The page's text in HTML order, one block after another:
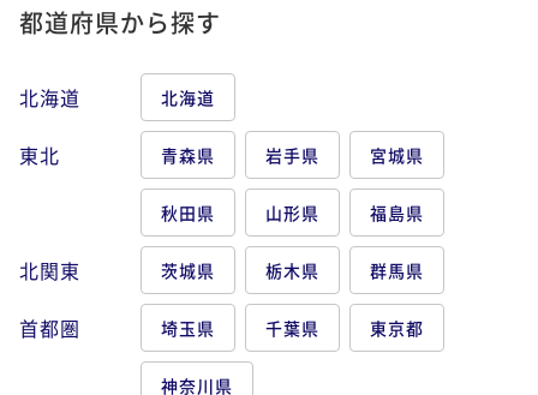
都道府県から探す
北海道 北海道
東北 青森県 岩手県 宮城県
秋田県 山形県 福島県
北関東 茨城県 栃木県 群馬県
首都圏 埼玉県 千葉県 東京都
神奈川県